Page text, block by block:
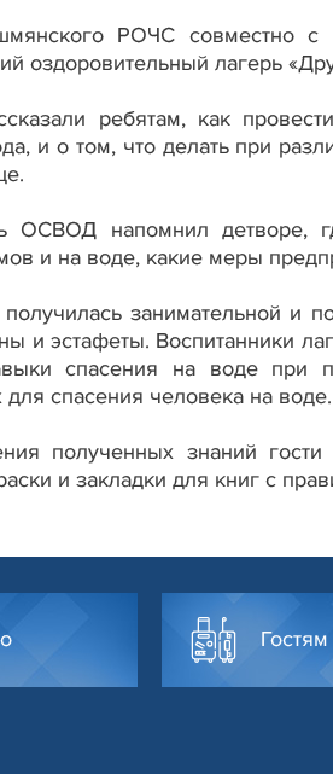
РОЧС совместно с
оздоровительный лагерь
ребятам, как
и о том, что делать при
ОСВОД напомнил детворе,
и на воде, какие меры
занимательной и
и эстафеты. Воспитанники
спасения на воде при
спасения человека на воде.
полученных знаний
и закладки для книг с
Гостям